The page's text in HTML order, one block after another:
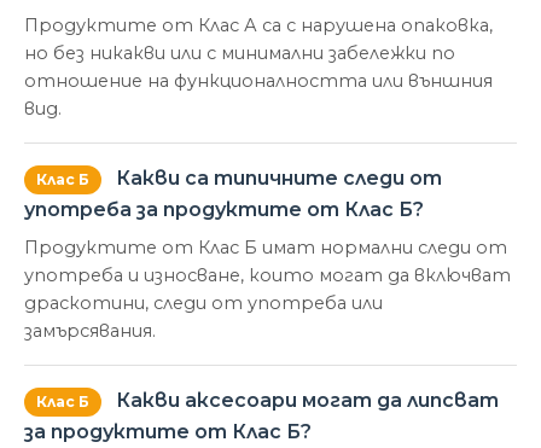
Продуктите от Клас А са с нарушена опаковка,
но без никакви или с минимални забележки по
отношение на функционалността или външния
вид.
Клас Б
Какви са типичните следи от
употреба за продуктите от Клас Б?
Продуктите от Клас Б имат нормални следи от
употреба и износване, които могат да включват
драскотини, следи от употреба или
замърсявания.
Клас Б
Какви аксесоари могат да липсват
за продуктите от Клас Б?